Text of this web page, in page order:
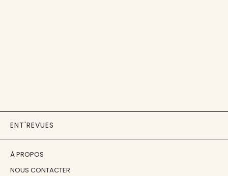
ENT'REVUES
À PROPOS
NOUS CONTACTER